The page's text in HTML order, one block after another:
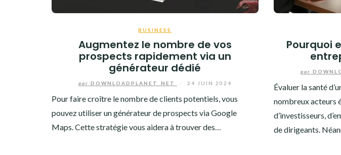
BUSINESS
Augmentez le nombre de vos
prospects rapidement via un
générateur dédié
par DOWNLOADPLANET_NET 24 JUIN 2024
Pour faire croître le nombre de clients potentiels, vous
pouvez utiliser un générateur de prospects via Google
Maps. Cette stratégie vous aidera à trouver des…
Pourquoi
par
Évaluer la santé
nombreux acteurs
d’investisseurs,
de dirigeants.